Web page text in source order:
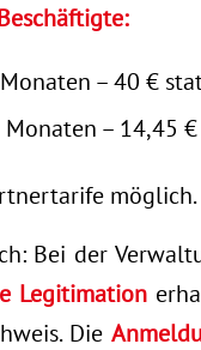
– 40 €
– 14,45
möglich.
Bei der
Legitimation
Die